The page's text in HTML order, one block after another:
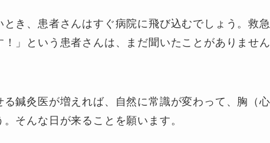
とき、患者さんはすぐ病院に飛び込むでしょう。救
！」という患者さんは、まだ聞いたことがありませ
る鍼灸医が増えれば、自然に常識が変わって、胸（
そんな日が来ることを願います。